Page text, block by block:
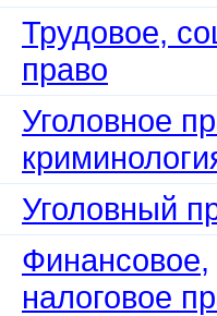
Трудовое,
право
Уголовное
Уголовный
Финансовое,
налоговое